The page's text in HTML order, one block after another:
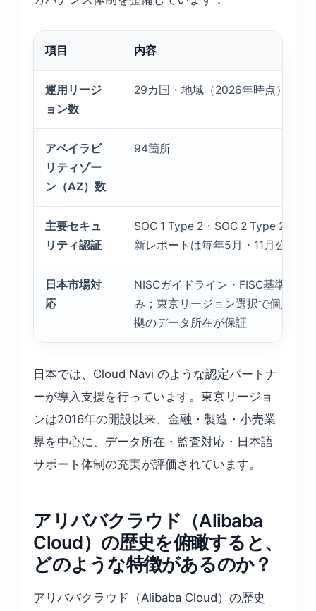
項目 内容
運用リージ
ョン数
29カ国・地域（2026年時点）
アベイラビ
リティゾー
ン（AZ）数
94箇所
主要セキュ
リティ認証
SOC 1 Type 2・SOC 2 Type 2・
新レポートは毎年5月・11月公開）
日本市場対
応
NISCガイドライン・FISC基準への
み；東京リージョン選択で個人情
拠のデータ所在が保証
日本では、Cloud Navi のような認定パートナ
ーが導入支援を行っています。東京リージョ
ンは2016年の開設以来、金融・製造・小売業
界を中心に、データ所在・監査対応・日本語
サポート体制の充実が評価されています。
アリババクラウド（Alibaba
Cloud）の歴史を俯瞰すると、
どのような特徴があるのか？
アリババクラウド（Alibaba Cloud）の歴史